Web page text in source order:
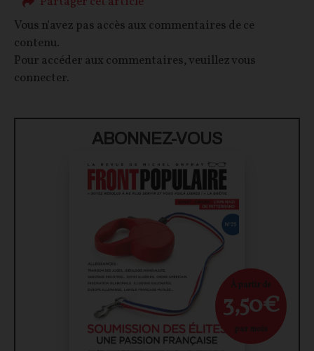
Vous n'avez pas accès aux commentaires de ce
contenu.
Pour accéder aux commentaires, veuillez vous
connecter.
ABONNEZ-VOUS
À partir de
3,50€
par mois